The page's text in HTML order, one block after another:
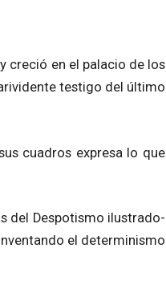
creció en el palacio de los
testigo del último
cuadros expresa lo que
del Despotismo ilustrado-
el determinismo